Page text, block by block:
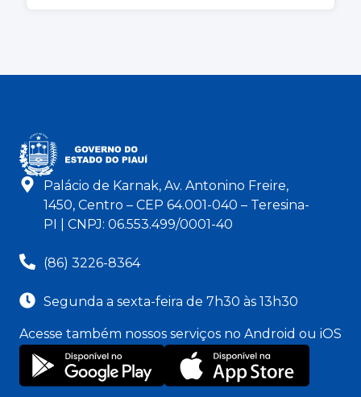
Palácio de Karnak, Av. Antonino Freire,
1450, Centro – CEP 64.001-040 – Teresina-
PI | CNPJ: 06.553.499/0001-40
(86) 3226-8364
Segunda a sexta-feira de 7h30 às 13h30
Acesse também nossos serviços no Android ou iOS